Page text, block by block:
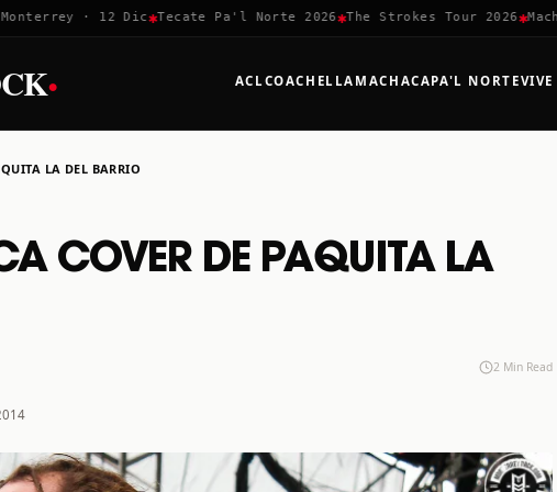
· 12 Dic ✱ Tecate Pa'l Norte 2026✱The Strokes Tour 2026✱
· ACLCOACHELLA MACHACAPA'L NORTE
LA DEL BARRIO
COVER DE PAQUITA LA
2 Min Read